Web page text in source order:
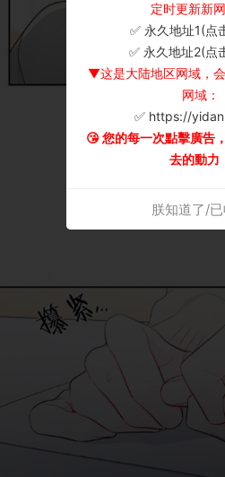
定时更新新网
✅ 永久地址1(点
✅ 永久地址2(点
▼这是大陆地区网域，
网域：
✅ https://
😘 您的每一次點擊廣告
去的動力
朕知道了/